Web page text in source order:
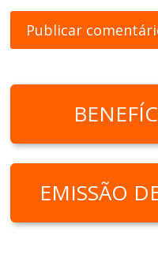
EMISSÃO